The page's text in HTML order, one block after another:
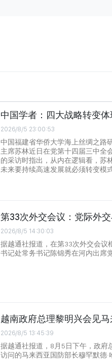
中国学者：四大战略转变
2026/8/5 23:00:53
中国福建省华侨大学海上丝绸之路
主席苏林近日在党第十四届三中全
的采访时指出，从内在逻辑看，苏
未来要持续高速发展就必须转变模式
第33次外交会议：党际外
2026/8/5 14:30:03
据越通社报道，在第33次外交会议
书记处常务书记陈锦秀在河内出席
越南政府总理黎明兴会见
2026/8/5 13:45:39
据越通社报道，8月5日下午，政府
访问的马来西亚国防部长穆罕默德·